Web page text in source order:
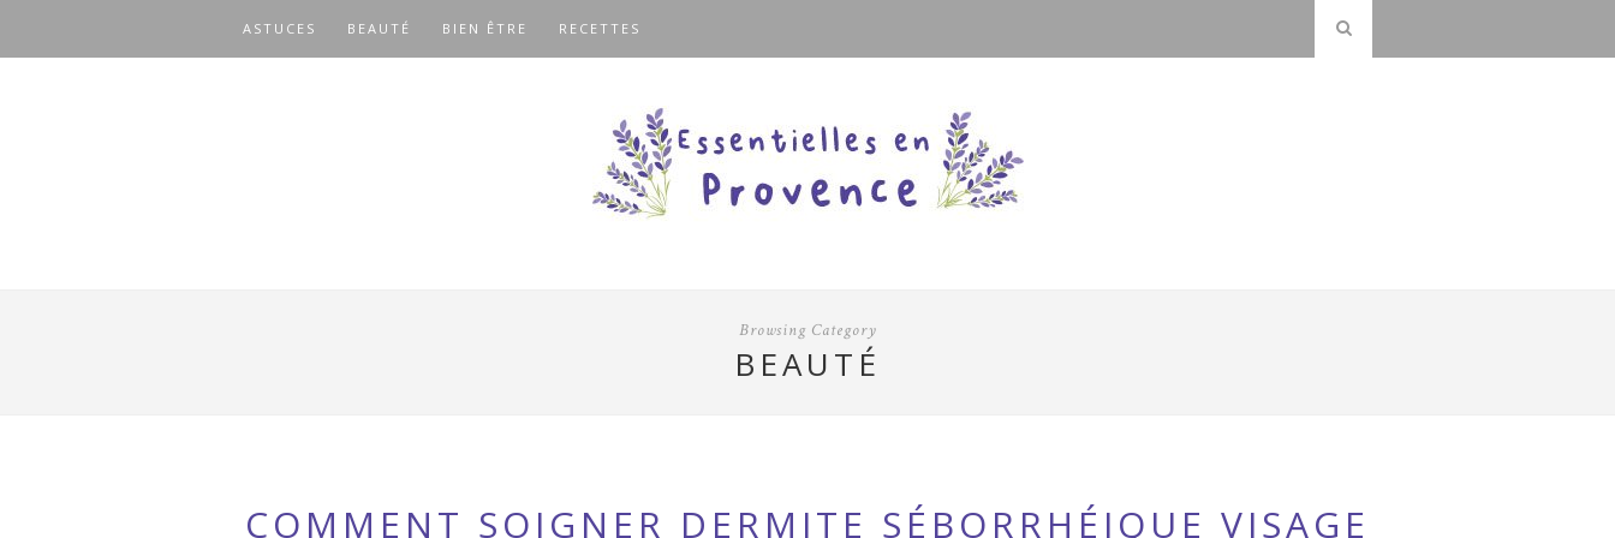
ASTUCES BEAUTÉ BIEN ÊTRE RECETTES
Browsing Category
BEAUTÉ
COMMENT SOIGNER DERMITE SÉBORRHÉIQUE VISAGE